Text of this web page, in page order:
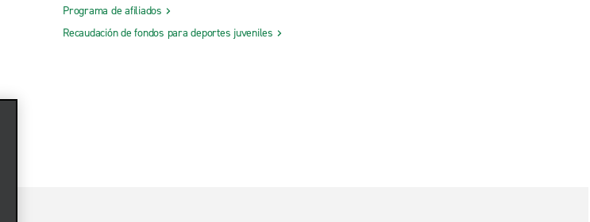
Programa de afiliados
Recaudación de fondos para deportes juveniles